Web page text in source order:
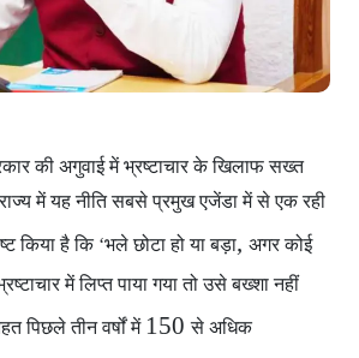
की अगुवाई में भ्रष्टाचार के खिलाफ सख्त
राज्य में यह नीति सबसे प्रमुख एजेंडा में से एक रही
किया है कि ‘भले छोटा हो या बड़ा, अगर कोई
में लिप्त पाया गया तो उसे बख्शा नहीं
पिछले तीन वर्षों में 150से अधिक